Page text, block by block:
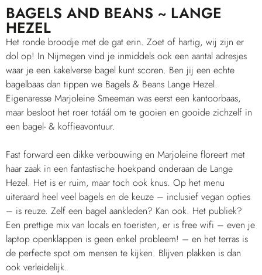
BAGELS AND BEANS ~ LANGE
HEZEL
Het ronde broodje met de gat erin. Zoet of hartig, wij zijn er
dol op! In Nijmegen vind je inmiddels ook een aantal adresjes
waar je een kakelverse bagel kunt scoren. Ben jij een echte
bagelbaas dan tippen we Bagels & Beans Lange Hezel.
Eigenaresse Marjoleine Smeeman was eerst een kantoorbaas,
maar besloot het roer totáál om te gooien en gooide zichzelf in
een bagel- & koffieavontuur.
Fast forward een dikke verbouwing en Marjoleine floreert met
haar zaak in een fantastische hoekpand onderaan de Lange
Hezel. Het is er ruim, maar toch ook knus. Op het menu
uiteraard heel veel bagels en de keuze – inclusief vegan opties
– is reuze. Zelf een bagel aankleden? Kan ook. Het publiek?
Een prettige mix van locals en toeristen, er is free wifi – even je
laptop openklappen is geen enkel probleem! – en het terras is
de perfecte spot om mensen te kijken. Blijven plakken is dan
ook verleidelijk.